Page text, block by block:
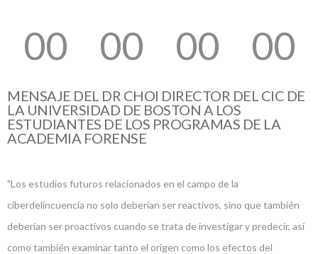
00 00 00 00
MENSAJE DEL DR CHOI DIRECTOR DEL CIC DE
LA UNIVERSIDAD DE BOSTON A LOS
ESTUDIANTES DE LOS PROGRAMAS DE LA
ACADEMIA FORENSE
"Los estudios futuros relacionados en el campo de la
ciberdelincuencia no solo deberían ser reactivos, sino que también
deberían ser proactivos cuando se trata de investigar y predecir, así
como también examinar tanto el origen como los efectos del